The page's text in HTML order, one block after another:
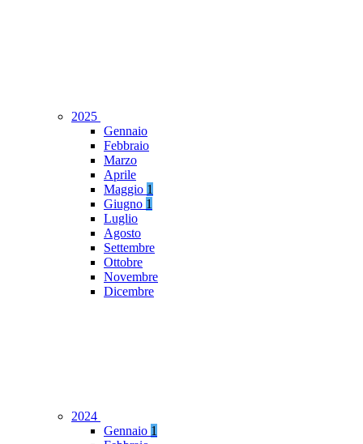
2025
Gennaio
Febbraio
Marzo
Aprile
Maggio 1
Giugno 1
Luglio
Agosto
Settembre
Ottobre
Novembre
Dicembre
2024
Gennaio 1